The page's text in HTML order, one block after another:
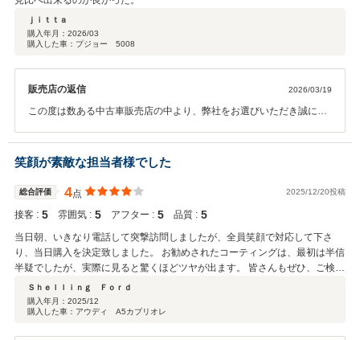
ｊｉｔｔａ
購入年月： 2026/03
購入した車：プジョー 5008
販売店の返信 2026/03/19
この度は数ある中古車販売店の中より、弊社をお選びいただき誠にあ
す。
笑顔が素敵な担当者様でした
総合評価 4点 2025/12/20投稿
接客 : 5 雰囲気 : 5 アフター : 5 品質 : 5
当日朝、いきなり電話して突撃訪問しましたが、全員笑顔で対応して下さ
り、当日購入を決定致しました。 お勧めされたコーティングは、最初は半信
半疑でしたが、実際に見ると驚くほどツヤが出ます。 皆さんもぜひ、ご検討
ください。
Ｓｈｅｌｌｉｎｇ Ｆｏｒｄ
購入年月： 2025/12
購入した車：アウディ A5カブリオレ